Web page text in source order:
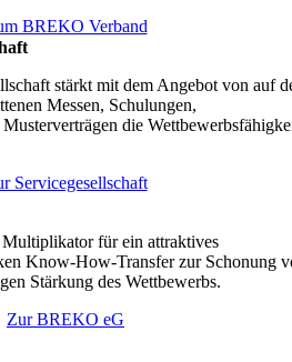
BREKO Verband
stärkt mit dem Angebot von auf
Messen, Schulungen,
die
Servicegesellschaft
für ein attraktives
Know-How-Transfer zur Schonung
Stärkung des Wettbewerbs.
Zur BREKO eG